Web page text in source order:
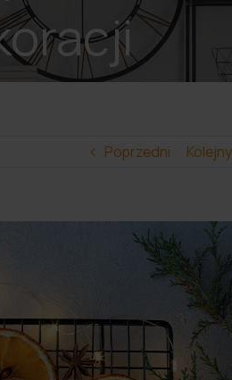
Poprzedni Kolejny